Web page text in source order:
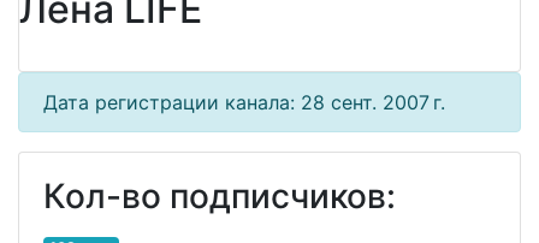
Дата регистрации канала: 28 сент. 2007 г.
Кол-во подписчиков: